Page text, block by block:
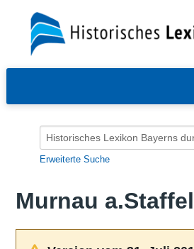
Erweiterte Suche
Murnau